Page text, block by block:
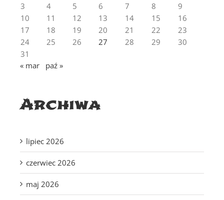
3
4 5 6 7 8
9
10
11 12 13 14 15
16
17
18 19 20 21 22
23
24
25 26 27 28 29
30
31
« mar
paź »
Archiwa
lipiec 2026
czerwiec 2026
maj 2026